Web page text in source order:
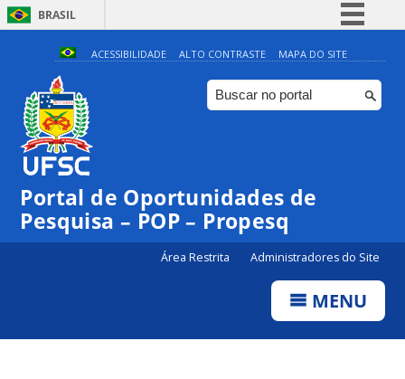
BRASIL
Simplifique!
Comunica BR
Participe
Canais
ACESSIBILIDADE ALTO CONTRASTE MAPA DO SITE
Portal de Oportunidades de
Pesquisa – POP – Propesq
Área Restrita Administradores do Site
MENU